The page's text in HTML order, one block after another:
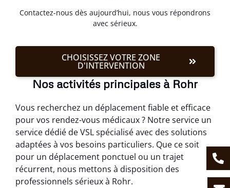
Contactez-nous dès aujourd’hui, nous vous répondrons
avec sérieux.
CHOISISSEZ VOTRE ZONE
D'INTERVENTION
Nos activités principales à Rohr
Vous recherchez un déplacement fiable et efficace
pour vos rendez-vous médicaux ? Notre service un
service dédié de VSL spécialisé avec des solutions
adaptées à vos besoins particuliers. Que ce soit
pour un déplacement ponctuel ou un trajet
récurrent, nous mettons à disposition des
professionnels sérieux à Rohr.